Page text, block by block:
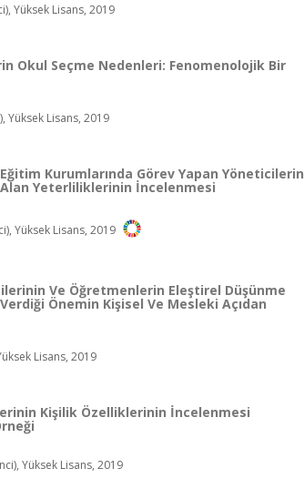
Yüksek Lisans, 2019
Okul Seçme Nedenleri: Fenomenolojik Bir
Yüksek Lisans, 2019
Kurumlarında Görev Yapan Yöneticilerin
Yeterliliklerinin İncelenmesi
Yüksek Lisans, 2019
Ve Öğretmenlerin Eleştirel Düşünme
Önemin Kişisel Ve Mesleki Açıdan
Lisans, 2019
Kişilik Özelliklerinin İncelenmesi
Yüksek Lisans, 2019